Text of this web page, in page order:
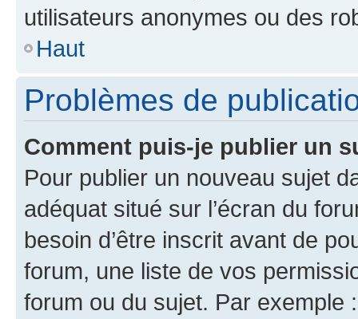
utilisateurs anonymes ou des
Haut
Problèmes de
Comment puis-je publier un
Pour publier un nouveau sujet
adéquat situé sur l’écran du
besoin d’être inscrit avant de
forum, une liste de vos
forum ou du sujet. Par exemple